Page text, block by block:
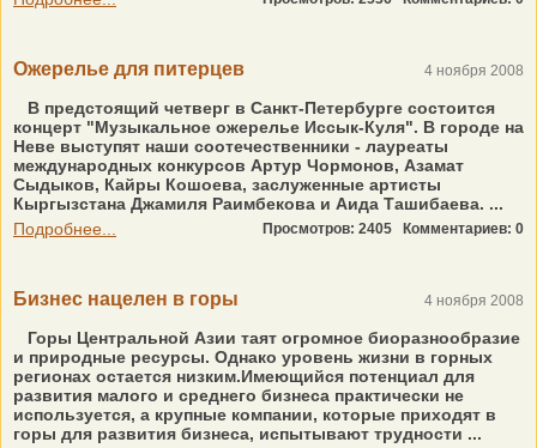
Ожерелье для питерцев 4 ноября 2008
В предстоящий четверг в Санкт-Петербурге состоится
концерт "Музыкальное ожерелье Иссык-Куля". В городе на
Неве выступят наши соотечественники - лауреаты
международных конкурсов Артур Чормонов, Азамат
Сыдыков, Кайры Кошоева, заслуженные артисты
Кыргызстана Джамиля Раимбекова и Аида Ташибаева. ...
Подробнее...
Просмотров: 2405 Комментариев: 0
Бизнес нацелен в горы 4 ноября 2008
Горы Центральной Азии таят огромное биоразнообразие
и природные ресурсы. Однако уровень жизни в горных
регионах остается низким.Имеющийся потенциал для
развития малого и среднего бизнеса практически не
используется, а крупные компании, которые приходят в
горы для развития бизнеса, испытывают трудности ...